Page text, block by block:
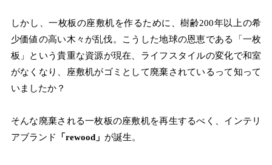
しかし、一枚板の座敷机を作るために、樹齢200年以上の希
少価値の高い木々が乱伐。こうした地球の恩恵である「一枚
板」という貴重な資源が現在、ライフスタイルの変化で和室
がなくなり、座敷机がゴミとして廃棄されているって知って
いましたか？
そんな廃棄される一枚板の座敷机を再生するべく、インテリ
アブランド
「rewood」 が誕生。